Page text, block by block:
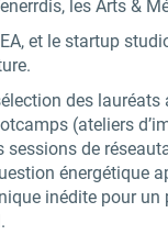
les Arts &
et le startup
des
(ateliers
sessions de
énergétique
inédite pour un